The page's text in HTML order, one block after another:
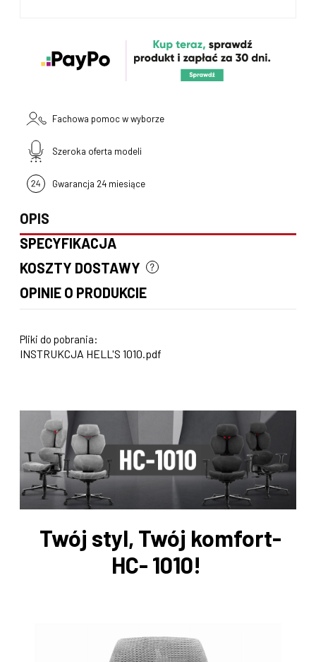
Fachowa pomoc w wyborze
Szeroka oferta modeli
Gwarancja 24 miesiące
OPIS
SPECYFIKACJA
KOSZTY DOSTAWY
OPINIE O PRODUKCIE
Pliki do pobrania:
INSTRUKCJA HELL'S 1010.pdf
Twój styl, Twój komfort-
HC- 1010!